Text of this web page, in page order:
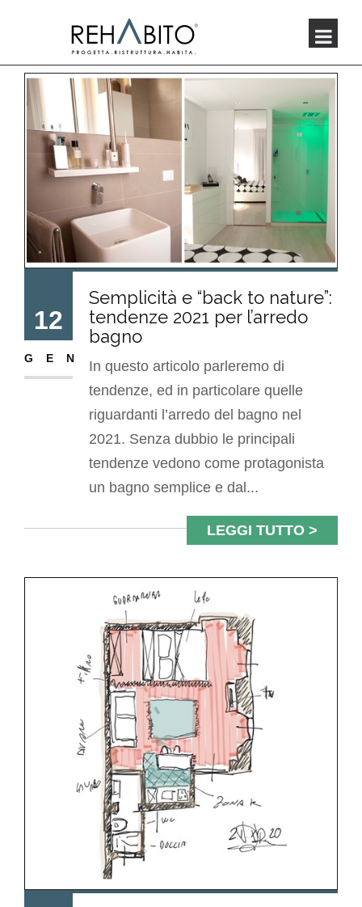
12
GEN
Semplicità e “back to nature”:
tendenze 2021 per l’arredo
bagno
In questo articolo parleremo di
tendenze, ed in particolare quelle
riguardanti l’arredo del bagno nel
2021. Senza dubbio le principali
tendenze vedono come protagonista
un bagno semplice e dal...
LEGGI TUTTO >